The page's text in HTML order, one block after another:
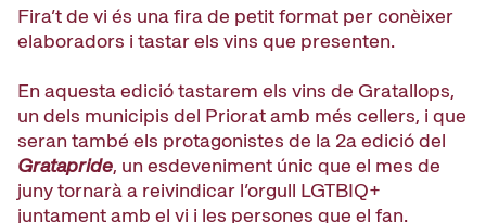
Fira’t de vi és una fira de petit format per conèixer
elaboradors i tastar els vins que presenten.
En aquesta edició tastarem els vins de Gratallops,
un dels municipis del Priorat amb més cellers, i que
seran també els protagonistes de la 2a edició del
Gratapride, un esdeveniment únic que el mes de
juny tornarà a reivindicar l’orgull LGTBIQ+
juntament amb el vi i les persones que el fan.